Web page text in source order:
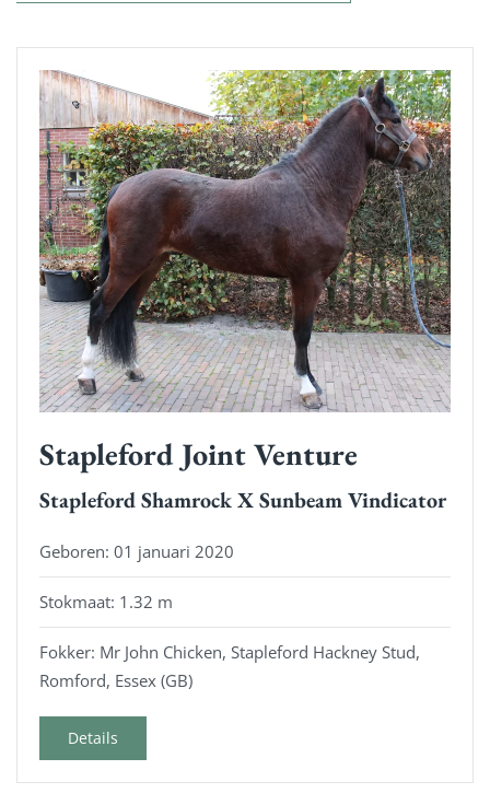
Stapleford Joint Venture
Stapleford Shamrock X Sunbeam Vindicator
Geboren: 01 januari 2020
Stokmaat: 1.32 m
Fokker: Mr John Chicken, Stapleford Hackney Stud,
Romford, Essex (GB)
Details